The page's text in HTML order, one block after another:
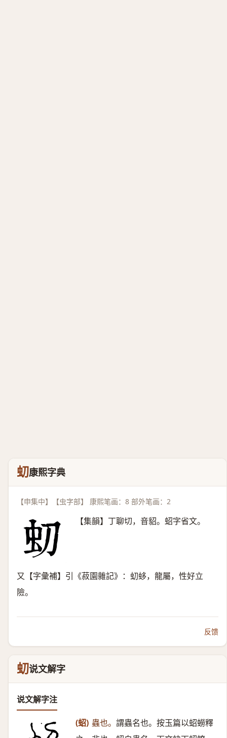
虭康熙字典
【申集中】【虫字部】 康熙笔画：8 部外笔画：2
【集韻】丁聊切，音貂。蛁字省文。
又【字彙補】引《菽園雜記》：虭蛥，龍屬，性好立
險。
反馈
虭说文解字
说文解字注
(蛁) 蟲也。 謂蟲名也。按玉篇以蛁蟧釋